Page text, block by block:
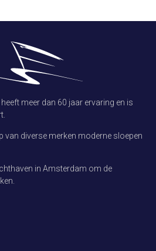
meer dan 60 jaar ervaring en is
van diverse merken moderne sloepen
in Amsterdam om de